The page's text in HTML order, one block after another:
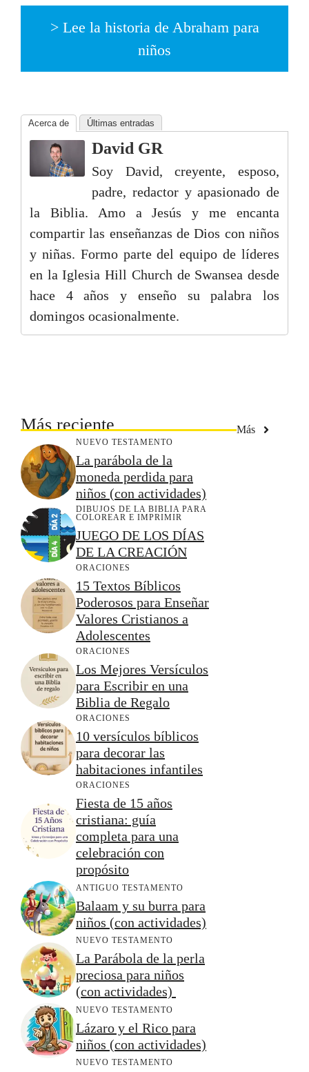
> Lee la historia de Abraham para
niños
Acerca de Últimas entradas
David GR
Soy David, creyente, esposo,
padre, redactor y apasionado de
la Biblia. Amo a Jesús y me encanta
compartir las enseñanzas de Dios con niños
y niñas. Formo parte del equipo de líderes
en la Iglesia Hill Church de Swansea desde
hace 4 años y enseño su palabra los
domingos ocasionalmente.
Más reciente Más
NUEVO TESTAMENTO
La parábola de la
moneda perdida para
niños (con actividades)
DIBUJOS DE LA BIBLIA PARA
COLOREAR E IMPRIMIR
JUEGO DE LOS DÍAS
DE LA CREACIÓN
ORACIONES
15 Textos Bíblicos
Poderosos para Enseñar
Valores Cristianos a
Adolescentes
ORACIONES
Los Mejores Versículos
para Escribir en una
Biblia de Regalo
ORACIONES
10 versículos bíblicos
para decorar las
habitaciones infantiles
ORACIONES
Fiesta de 15 años
cristiana: guía
completa para una
celebración con
propósito
ANTIGUO TESTAMENTO
Balaam y su burra para
niños (con actividades)
NUEVO TESTAMENTO
La Parábola de la perla
preciosa para niños
(con actividades)
NUEVO TESTAMENTO
Lázaro y el Rico para
niños (con actividades)
NUEVO TESTAMENTO